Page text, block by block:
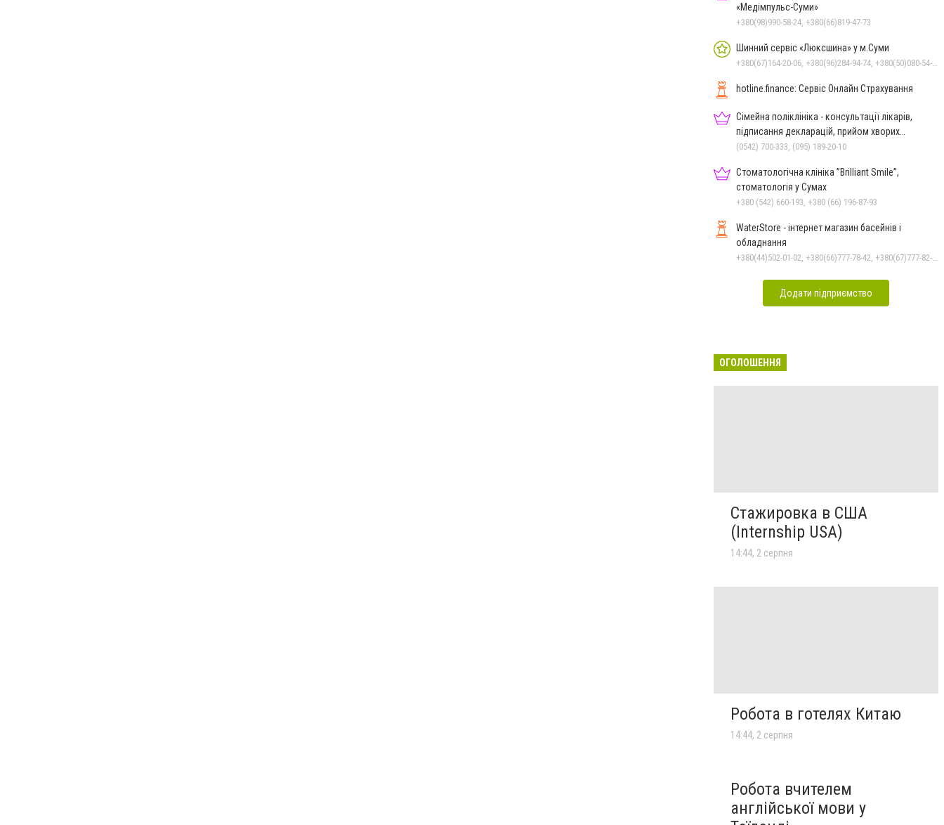
«Медімпульс-Суми»
+380(98)990-58-24, +380(66)819-47-73
Шинний сервіс «Люксшина» у м.Суми
hotline.finance: Сервіс Онлайн Страхування
Сімейна поліклініка - консультації лікарів,
підписання декларацій, прийом хворих
дорослих та дітей
(0542) 700-333, (095) 189-20-10
Стоматологічна клініка ”Brilliant Smile”,
стоматологія у Сумах
+380 (542) 660-193, +380 (66) 196-87-93
WaterStore - інтернет магазин басейнів і
обладнання
Додати підприємство
ОГОЛОШЕННЯ
Стажировка в США
(Internship USA)
14:44, 2 серпня
Робота в готелях Китаю
14:44, 2 серпня
Робота вчителем
англійської мови у